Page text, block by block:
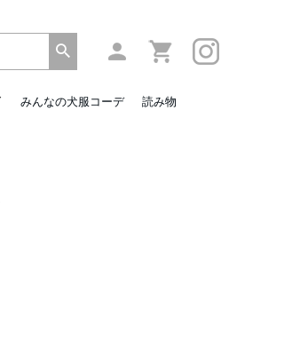
みんなの犬服コーデ 読み物